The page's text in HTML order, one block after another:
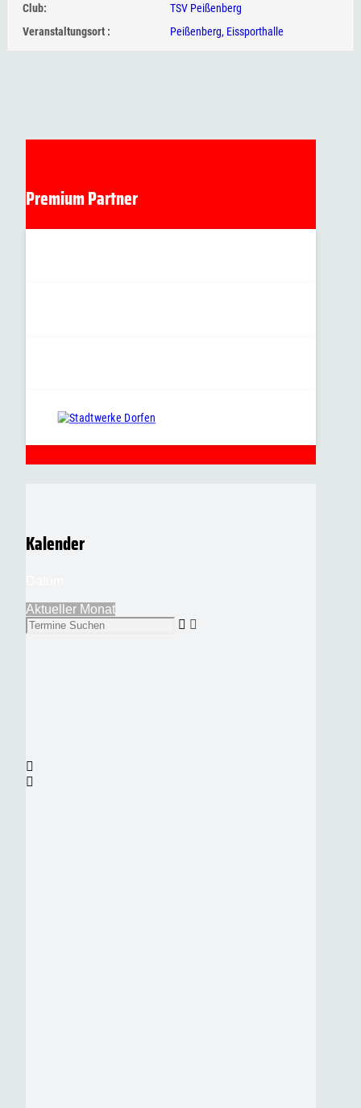
Club:
TSV Peißenberg
Veranstaltungsort :
Peißenberg, Eissporthalle
Premium Partner
Kalender
Aktueller Monat